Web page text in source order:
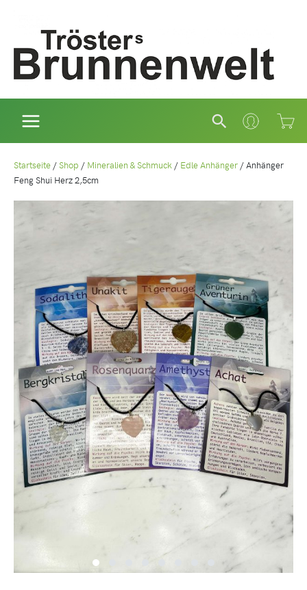
Suchen
Startseite /Shop / Mineralien & Schmuck / Edle Anhänger /Anhänger
Feng Shui Herz 2,5cm